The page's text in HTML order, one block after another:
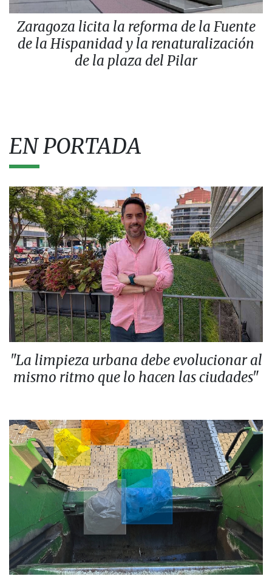
Zaragoza licita la reforma de la Fuente
de la Hispanidad y la renaturalización
de la plaza del Pilar
EN PORTADA
"La limpieza urbana debe evolucionar al
mismo ritmo que lo hacen las ciudades"